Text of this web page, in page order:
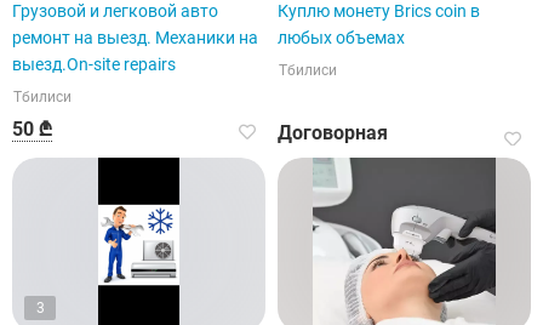
Грузовой и легковой авто
ремонт на выезд. Механики на
выезд.On-site repairs
Тбилиси
50 ₾
Куплю монету Brics coin в
любых объемах
Тбилиси
Договорная
3